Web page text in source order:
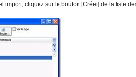
import, cliquez sur le bouton [Créer] de la liste